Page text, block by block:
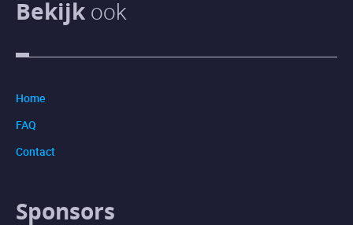
Bekijk ook
Home
FAQ
Contact
Sponsors